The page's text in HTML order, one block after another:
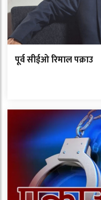
पूर्व सीईओ रिमाल पक्राउ